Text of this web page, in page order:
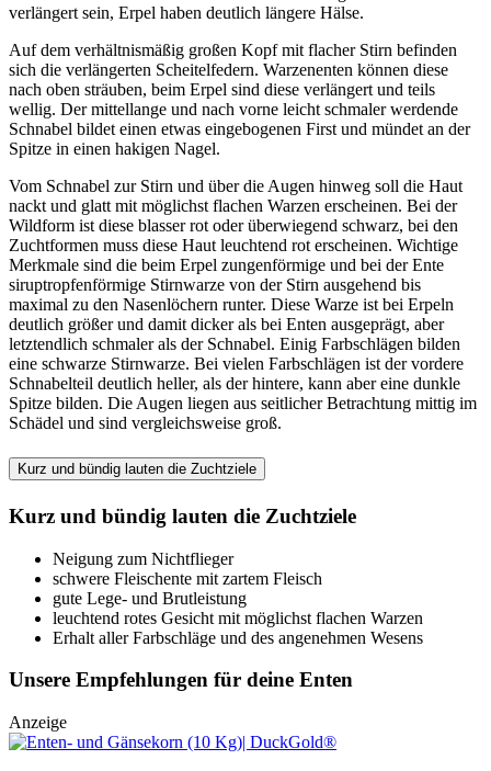
verlängert sein, Erpel haben deutlich längere Hälse.
Auf dem verhältnismäßig großen Kopf mit flacher Stirn befinden
sich die verlängerten Scheitelfedern. Warzenenten können diese
nach oben sträuben, beim Erpel sind diese verlängert und teils
wellig. Der mittellange und nach vorne leicht schmaler werdende
Schnabel bildet einen etwas eingebogenen First und mündet an der
Spitze in einen hakigen Nagel.
Vom Schnabel zur Stirn und über die Augen hinweg soll die Haut
nackt und glatt mit möglichst flachen Warzen erscheinen. Bei der
Wildform ist diese blasser rot oder überwiegend schwarz, bei den
Zuchtformen muss diese Haut leuchtend rot erscheinen. Wichtige
Merkmale sind die beim Erpel zungenförmige und bei der Ente
siruptropfenförmige Stirnwarze von der Stirn ausgehend bis
maximal zu den Nasenlöchern runter. Diese Warze ist bei Erpeln
deutlich größer und damit dicker als bei Enten ausgeprägt, aber
letztendlich schmaler als der Schnabel. Einig Farbschlägen bilden
eine schwarze Stirnwarze. Bei vielen Farbschlägen ist der vordere
Schnabelteil deutlich heller, als der hintere, kann aber eine dunkle
Spitze bilden. Die Augen liegen aus seitlicher Betrachtung mittig im
Schädel und sind vergleichsweise groß.
Kurz und bündig lauten die Zuchtziele
Kurz und bündig lauten die Zuchtziele
Neigung zum Nichtflieger
schwere Fleischente mit zartem Fleisch
gute Lege- und Brutleistung
leuchtend rotes Gesicht mit möglichst flachen Warzen
Erhalt aller Farbschläge und des angenehmen Wesens
Unsere Empfehlungen für deine Enten
Anzeige